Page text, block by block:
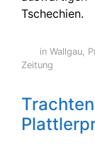
Tschechien.
in Wallgau,
Zeitung